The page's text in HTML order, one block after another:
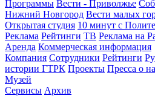
Программы Вести - Приволжье
Нижний Новгород Вести малых
Открытая студия 10 минут с
Реклама Рейтинги ТВ Реклама на
Аренда Коммерческая информация
Компания Сотрудники Рейтинги
истории ГТРК Проекты Пресса о
Музей
Сервисы Архив